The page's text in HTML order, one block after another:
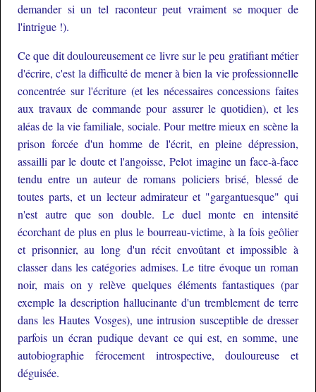
demander si un tel raconteur peut vraiment se moquer de
l'intrigue !).
Ce que dit douloureusement ce livre sur le peu gratifiant métier
d'écrire, c'est la difficulté de mener à bien la vie professionnelle
concentrée sur l'écriture (et les nécessaires concessions faites
aux travaux de commande pour assurer le quotidien), et les
aléas de la vie familiale, sociale. Pour mettre mieux en scène la
prison forcée d'un homme de l'écrit, en pleine dépression,
assailli par le doute et l'angoisse, Pelot imagine un face-à-face
tendu entre un auteur de romans policiers brisé, blessé de
toutes parts, et un lecteur admirateur et "gargantuesque" qui
n'est autre que son double. Le duel monte en intensité
écorchant de plus en plus le bourreau-victime, à la fois geôlier
et prisonnier, au long d'un récit envoûtant et impossible à
classer dans les catégories admises. Le titre évoque un roman
noir, mais on y relève quelques éléments fantastiques (par
exemple la description hallucinante d'un tremblement de terre
dans les Hautes Vosges), une intrusion susceptible de dresser
parfois un écran pudique devant ce qui est, en somme, une
autobiographie férocement introspective, douloureuse et
déguisée.